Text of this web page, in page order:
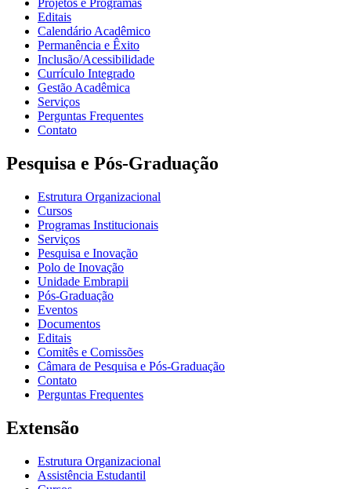
Projetos e Programas
Editais
Calendário Acadêmico
Permanência e Êxito
Inclusão/Acessibilidade
Currículo Integrado
Gestão Acadêmica
Serviços
Perguntas Frequentes
Contato
Pesquisa e Pós-Graduação
Estrutura Organizacional
Cursos
Programas Institucionais
Serviços
Pesquisa e Inovação
Polo de Inovação
Unidade Embrapii
Pós-Graduação
Eventos
Documentos
Editais
Comitês e Comissões
Câmara de Pesquisa e Pós-Graduação
Contato
Perguntas Frequentes
Extensão
Estrutura Organizacional
Assistência Estudantil